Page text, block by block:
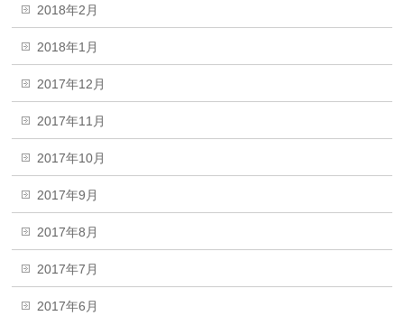
2018年2月
2018年1月
2017年12月
2017年11月
2017年10月
2017年9月
2017年8月
2017年7月
2017年6月